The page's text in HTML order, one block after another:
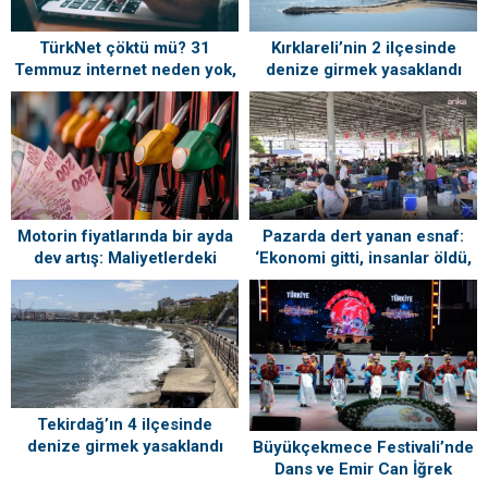
TürkNet çöktü mü? 31
Temmuz internet neden yok,
ne zaman gelecek?
Kırklareli’nin 2 ilçesinde
denize girmek yasaklandı
Motorin fiyatlarında bir ayda
dev artış: Maliyetlerdeki
yükseliş sofrayı da vuracak
Pazarda dert yanan esnaf:
‘Ekonomi gitti, insanlar öldü,
kefenleyip gömecek adam
lazım’
Tekirdağ’ın 4 ilçesinde
denize girmek yasaklandı
Büyükçekmece Festivali’nde
Dans ve Emir Can İğrek